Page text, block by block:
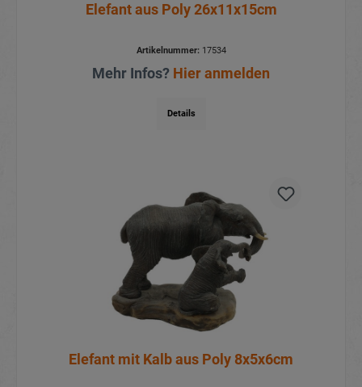
Elefant aus Poly 26x11x15cm
Artikelnummer:17534
Mehr Infos? Hier anmelden
Details
Elefant mit Kalb aus Poly 8x5x6cm